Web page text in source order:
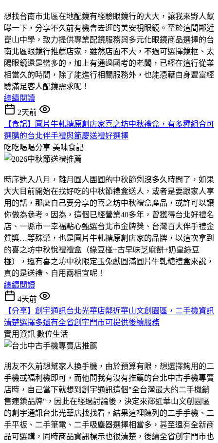
想找台南市北區在地配鏡有經驗眼鏡行的大大，讓我來野人獻
曝一下，分享不久前有機會去逛的美安視眼鏡。至於這間鄰近
崑山中學，致力提供專業配鏡服務與多元化眼鏡商品選擇的台
南北區眼鏡行推薦店家，雖然店面不大，不過可選擇鏡框、太
陽眼鏡還是蠻多的，加上有通過國考的老闆，已經在這行從業
相當久的時間，除了能進行相關服務外，也能憑藉自身豐富經
驗滿足客人配鏡需求呢！
繼續閱讀
2天前
【食記】圓片牛軋糖原創店家喜之坊中秋禮盒，有多種組合可
選購的台北伴手禮與節慶送禮好選擇
吃吃喝喝分享 美味食記
時序進入八月，離月圓人團圓的中秋節剩沒多久時間了，如果
大大目前開始在找好吃的中秋節禮盒送人，或者是要跟家人享
用的話，那麼自己要分享的喜之坊中秋禮盒產品，或許可以讓
你做為參考。因為，這個已經營業40多年，曾獲得台北好禮名
店、一縣市一幸福點心甄選台北市金牌獎、台灣百大伴手禮金
質獎…等殊榮，也是圓片牛軋糖原創店家的品牌，以這次拿到
的喜之坊中秋悅禮禮盒（綠豆椪+古早味芝麻餅+奶皇綠豆
椪），還有喜之坊中秋限定玉兔獻圓滿圓片牛軋糖禮盒來說，
真的是送禮、自用兩相宜呢！
繼續閱讀
4天前
【分享】創宇通訊台北光華店鄰近華山文創園區，二手機資訊
清楚選擇多還有全省創宇門市可提供後續服務
實用資訊 數位生活
朋友不久前想幫家人換手機，由於預算有限，想選擇夠用的二
手機或福利機即可，而他問我有沒有推薦的台北中古手機專賣
店時，自己當下就想到創宇通訊這個"全台灣最大的二手機銷
售連鎖品牌"，因此在經過討論後，決定來鄰近華山文創園區
的創宇通訊台北光華店找找看，結果這裡陳列的二手手機、二
手平板、二手筆電、二手吸塵器選擇相當多，甚至還有全新商
品可選購，同時商品資訊標示也很清楚，後續全省創宇門市也